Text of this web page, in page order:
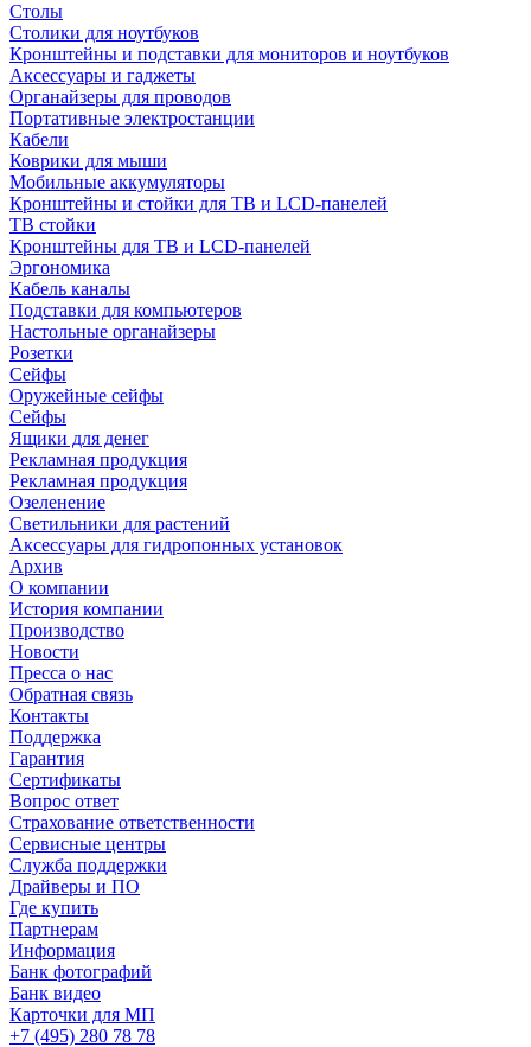
Столы
Столики для ноутбуков
Кронштейны и подставки для мониторов и ноутбуков
Аксессуары и гаджеты
Органайзеры для проводов
Портативные электростанции
Кабели
Коврики для мыши
Мобильные аккумуляторы
Кронштейны и стойки для ТВ и LCD-панелей
ТВ стойки
Кронштейны для ТВ и LCD-панелей
Эргономика
Кабель каналы
Подставки для компьютеров
Настольные органайзеры
Розетки
Сейфы
Оружейные сейфы
Сейфы
Ящики для денег
Рекламная продукция
Рекламная продукция
Озеленение
Светильники для растений
Аксессуары для гидропонных установок
Архив
О компании
История компании
Производство
Новости
Пресса о нас
Обратная связь
Контакты
Поддержка
Гарантия
Сертификаты
Вопрос ответ
Страхование ответственности
Сервисные центры
Служба поддержки
Драйверы и ПО
Где купить
Партнерам
Информация
Банк фотографий
Банк видео
Карточки для МП
+7 (495) 280 78 78